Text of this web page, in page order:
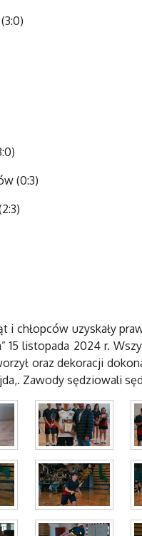
(0:3)
i chłopców uzyskały
15 listopada 2024 r.
oraz dekoracji
Zawody sędziowali